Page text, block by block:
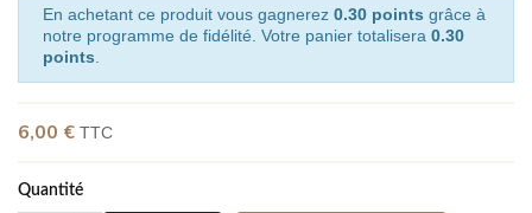
En achetant ce produit vous gagnerez 0.30 points grâce à
notre programme de fidélité. Votre panier totalisera 0.30
points
6,00 € TTC
Quantité